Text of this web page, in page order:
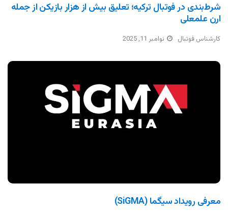
شرط‌بندی در فوتبال ترکیه؛ تعلیق بیش از هزار بازیکن از جمله
ارن علمعلی
کارشناس فوتبال نوامبر 11, 2025
معرفی رویداد سیگما (SiGMA)